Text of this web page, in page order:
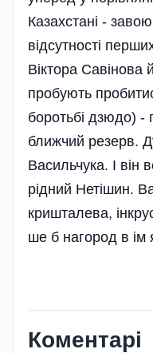
Казахстані -
відсутності
Віктора Савінова
пробують
боротьбі дзюдо) -
ближчий резерв.
Васильчука. І він
рідний Нетішин.
кришталева,
ше б нагород в ім
Коментарі